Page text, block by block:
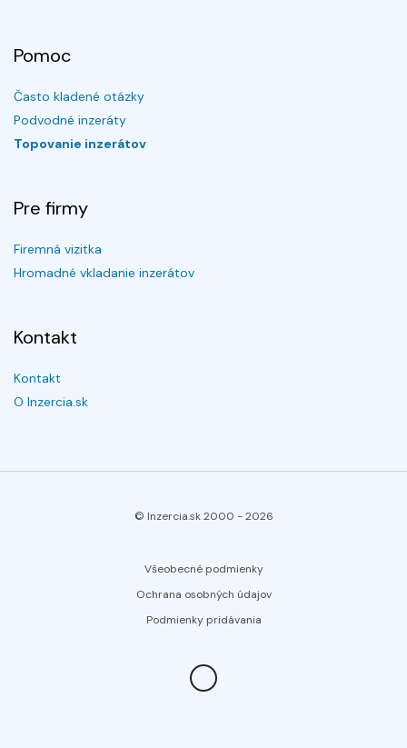
Pomoc
Často kladené otázky
Podvodné inzeráty
Topovanie inzerátov
Pre firmy
Firemná vizitka
Hromadné vkladanie inzerátov
Kontakt
Kontakt
O Inzercia.sk
© Inzercia.sk 2000 -2026
Všeobecné podmienky
Ochrana osobných údajov
Podmienky pridávania